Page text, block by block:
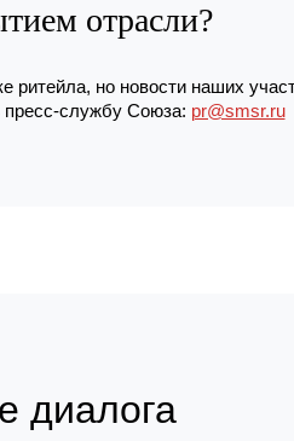
отрасли?
но новости наших
службу Союза: pr@smsr.ru
диалога